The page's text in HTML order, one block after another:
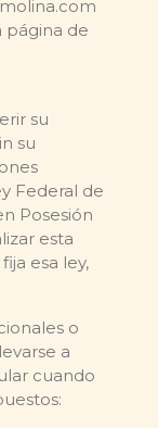
página de
su
su
Federal de
Posesión
esta
esa ley,
o
a
cuando